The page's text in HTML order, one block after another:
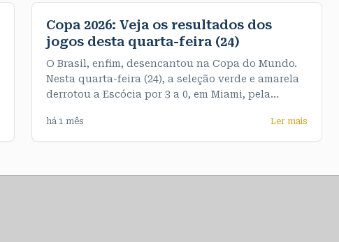
Copa 2026: Veja os resultados dos
jogos desta quarta-feira (24)
O Brasil, enfim, desencantou na Copa do Mundo.
Nesta quarta-feira (24), a seleção verde e amarela
derrotou a Escócia por 3 a 0, em Miami, pela
garantiu o primeiro objetivo do Mundial, que era
terminar o grupo na liderança, com sete pontos. >>
há 1 mês Ler mais